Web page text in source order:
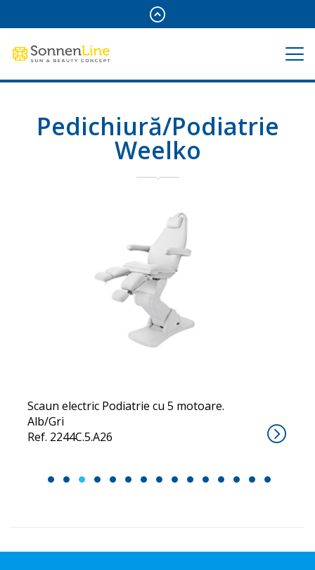
Pedichiură/Podiatrie
Weelko
Scaun electric Podiatrie cu 5 motoare.
Alb/Gri
Ref. 2244C.5.A26
1 2 3 4 5 6 7 8 9 10 11 12 13 14 15